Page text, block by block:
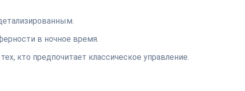
в ночное время.
кто предпочитает классическое управление.